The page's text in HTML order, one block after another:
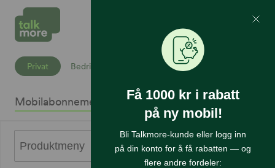
Mine Sider
Privat Bedrift
Mobilabonnement Mobiltelefoner InternettSikkerhet
Produktmeny
Få 1000 kr i rabatt
på ny mobil!
Bli Talkmore-kunde eller logg inn
på din konto for å få rabatten — og
flere andre fordeler: